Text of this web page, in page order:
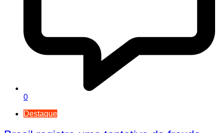
0
Destaque